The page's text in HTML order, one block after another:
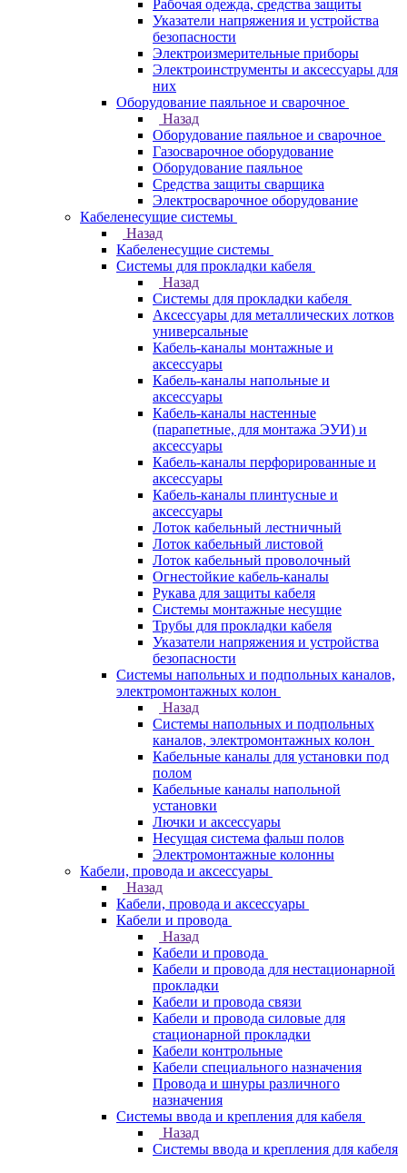
Рабочая одежда, средства защиты
Указатели напряжения и устройства
безопасности
Электроизмерительные приборы
Электроинструменты и аксессуары для
них
Оборудование паяльное и сварочное
Назад
Оборудование паяльное и сварочное
Газосварочное оборудование
Оборудование паяльное
Средства защиты сварщика
Электросварочное оборудование
Кабеленесущие системы
Назад
Кабеленесущие системы
Системы для прокладки кабеля
Назад
Системы для прокладки кабеля
Аксессуары для металлических лотков
универсальные
Кабель-каналы монтажные и
аксессуары
Кабель-каналы напольные и
аксессуары
Кабель-каналы настенные
(парапетные, для монтажа ЭУИ) и
аксессуары
Кабель-каналы перфорированные и
аксессуары
Кабель-каналы плинтусные и
аксессуары
Лоток кабельный лестничный
Лоток кабельный листовой
Лоток кабельный проволочный
Огнестойкие кабель-каналы
Рукава для защиты кабеля
Системы монтажные несущие
Трубы для прокладки кабеля
Указатели напряжения и устройства
безопасности
Системы напольных и подпольных каналов,
электромонтажных колон
Назад
Системы напольных и подпольных
каналов, электромонтажных колон
Кабельные каналы для установки под
полом
Кабельные каналы напольной
установки
Лючки и аксессуары
Несущая система фальш полов
Электромонтажные колонны
Кабели, провода и аксессуары
Назад
Кабели, провода и аксессуары
Кабели и провода
Назад
Кабели и провода
Кабели и провода для нестационарной
прокладки
Кабели и провода связи
Кабели и провода силовые для
стационарной прокладки
Кабели контрольные
Кабели специального назначения
Провода и шнуры различного
назначения
Системы ввода и крепления для кабеля
Назад
Системы ввода и крепления для кабеля